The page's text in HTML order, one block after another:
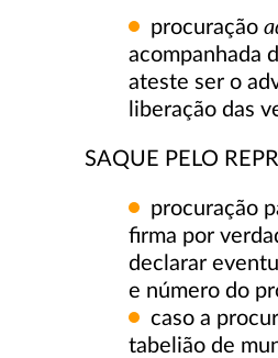
procuração
acompanhada
ateste ser o
liberação das
SAQUE PELO
procuração
firma por
declarar
e número do
caso a
tabelião de